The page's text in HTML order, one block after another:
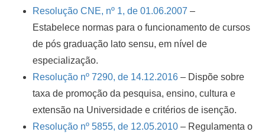
Resolução CNE, nº 1, de 01.06.2007 –
Estabelece normas para o funcionamento de cursos
de pós graduação lato sensu, em nível de
especialização.
Resolução nº 7290, de 14.12.2016 – Dispõe sobre
taxa de promoção da pesquisa, ensino, cultura e
extensão na Universidade e critérios de isenção.
Resolução nº 5855, de 12.05.2010 – Regulamenta o